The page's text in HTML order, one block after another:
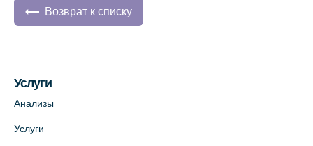
+7 (812) 770-04-67
(официальный партнер)
+7 (812) 660-73-69
Возврат к списку
Услуги
Анализы
Услуги